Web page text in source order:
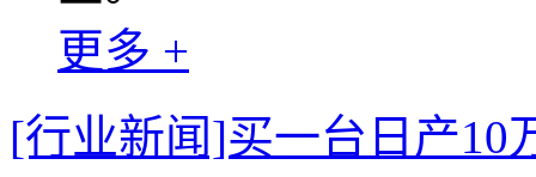
更多 +
[行业新闻]买一台日产10